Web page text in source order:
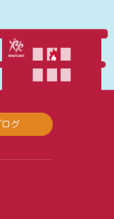
ログ